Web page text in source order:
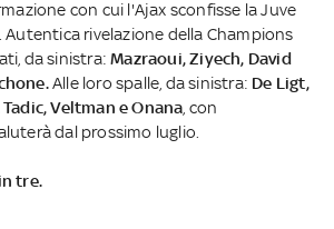
con cui l'Ajax sconfisse la Juve
Autentica rivelazione della Champions
da sinistra:Mazraoui, Ziyech, David
Alle loro spalle, da sinistra: De Ligt,
Veltman e Onana , con
dal prossimo luglio.
tre.